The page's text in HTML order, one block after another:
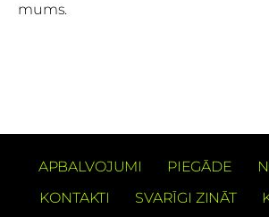
mums.
APBALVOJUMI PIEGĀDE
KONTAKTI
SVARĪGI ZINĀT